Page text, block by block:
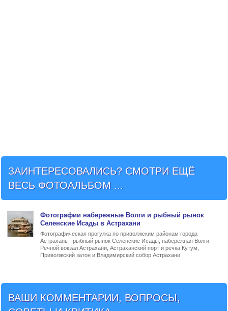
ЗАИНТЕРЕСОВАЛИСЬ? СМОТРИ ЕЩЁ
ВЕСЬ ФОТОАЛЬБОМ ...
Фотографии набережные Волги и рыбный рынок
Селенские Исады в Астрахани
Фотографическая прогулка по приволжским районам города
Астрахань - рыбный рынок Селенские Исады, набережная Волги,
Речной вокзал Астрахани, Астраханский порт и речка Кутум,
Приволжский затон и Владимирский собор Астрахани
ВАШИ КОММЕНТАРИИ, ВОПРОСЫ,